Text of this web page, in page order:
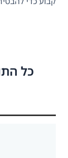
כל